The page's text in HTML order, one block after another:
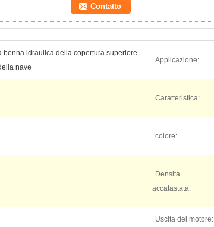
Contatto
benna idraulica della copertura superiore
nave
Applicazione:
Caratteristica:
colore:
Densità
accatastata:
Uscita del motore: